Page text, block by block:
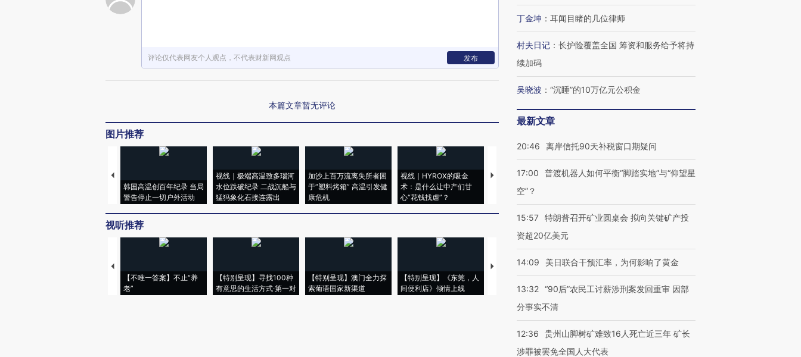
评论仅代表网友个人观点，不代表财新网观点 发布
本篇文章暂无评论
图片推荐
韩国高温创百年纪录 当局
警告停止一切户外活动
视线｜极端高温致多瑙河
水位跌破纪录 二战沉船与
猛犸象化石接连露出
加沙上百万流离失所者困
于“塑料烤箱” 高温引发健
康危机
视线｜HYROX的吸金
术：是什么让中产们甘
心“花钱找虐”？
马航飞行员跨国走私7万
粒摇头丸 尿检体内含3种
视线｜被称为“蟑螂”的印
视线｜“入侵”还是“人道危
视听推荐
【不唯一答案】不止“养
老”
【特别呈现】寻找100种
有意思的生活方式·第一对
【特别呈现】澳门全力探
索葡语国家新渠道
【特别呈现】《东莞，人
间便利店》倾情上线
【推广】走进第四届链博
会，让数智科技“链”接产
【特别呈现】寻找100种
有意思的生活方式·第三对
【商旅对话】华住集团
CFO：不靠规模取胜，华
住三大增长引擎是什么？
丁金坤 ： 耳闻目睹的几位律师
村夫日记 ： 长护险覆盖全国 筹资和服务给予将持
续加码
吴晓波 ： “沉睡”的10万亿元公积金
最新文章
20:46 离岸信托90天补税窗口期疑问
17:00
普渡机器人如何平衡“脚踏实地”与“仰望星
空”？
15:57 特朗普召开矿业圆桌会 拟向关键矿产投
资超20亿美元
14:09 美日联合干预汇率，为何影响了黄金
13:32 “90后”农民工讨薪涉刑案发回重审 因部
分事实不清
12:36
贵州山脚树矿难致16人死亡近三年 矿长
涉罪被罢免全国人大代表